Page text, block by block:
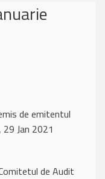
de emitentul
Jan 2021
de Audit